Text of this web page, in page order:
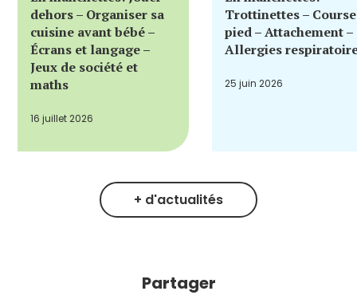
dehors – Organiser sa
cuisine avant bébé –
Écrans et langage –
Jeux de société et
maths
16 juillet 2026
Trottinettes –
pied – Attachement –
Allergies
25 juin 2026
+ d'actualités
Partager